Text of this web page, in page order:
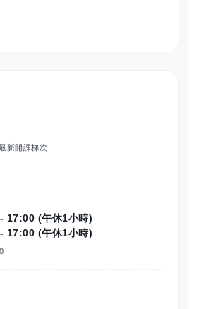
新開課梯次
17:00 (午休1小時)
17:00 (午休1小時)